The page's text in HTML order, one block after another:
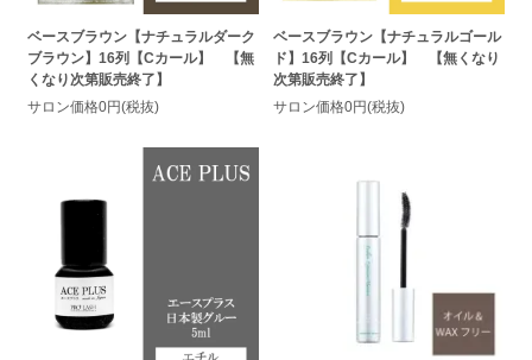
ベースブラウン【ナチュラルダーク
ブラウン】16列【Cカール】 【無
くなり次第販売終了】
サロン価格0円(税抜)
ベースブラウン【ナチュラルゴール
ド】16列【Cカール】 【無くなり
次第販売終了】
サロン価格0円(税抜)